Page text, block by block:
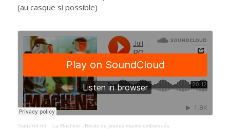
(au casque si possible)
Trans'Art Int. · La Machine - Récits de jeunes marins embarqués